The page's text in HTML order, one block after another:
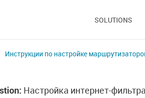
SOLUTIONS
Инструкции по настройке
Настройка интернет-